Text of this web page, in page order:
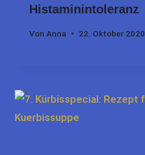
Histaminintoleranz
Von Anna 22. Oktober 2020